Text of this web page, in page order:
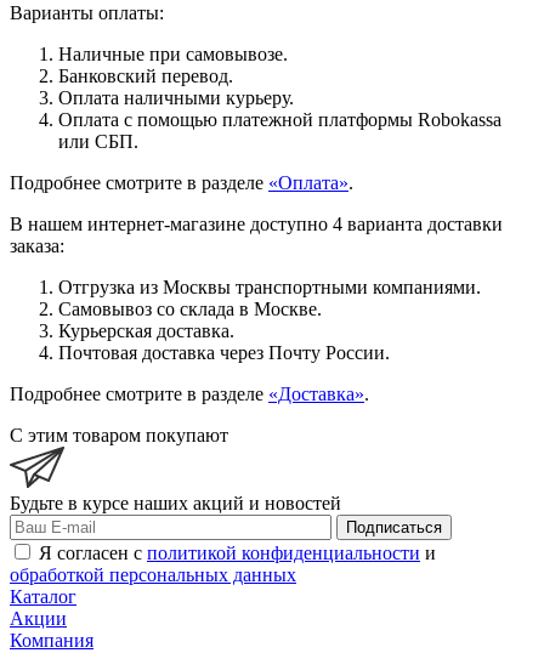
Варианты оплаты:
Наличные при самовывозе.
Банковский перевод.
Оплата наличными курьеру.
Оплата с помощью платежной платформы Robokassa
или СБП.
Подробнее смотрите в разделе «Оплата».
В нашем интернет-магазине доступно 4 варианта доставки
заказа:
Отгрузка из Москвы транспортными компаниями.
Самовывоз со склада в Москве.
Курьерская доставка.
Почтовая доставка через Почту России.
Подробнее смотрите в разделе «Доставка».
С этим товаром покупают
Будьте в курсе наших акций и новостей
Подписаться
Я согласен с политикой конфиденциальности и
обработкой персональных данных
Каталог
Акции
Компания